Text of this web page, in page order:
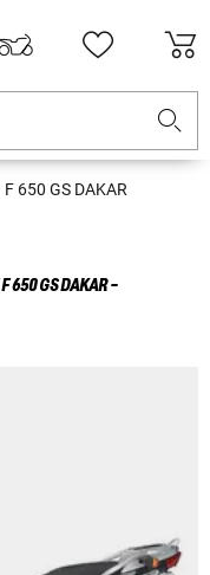
F 650 GS DAKAR
F 650 GS DAKAR -